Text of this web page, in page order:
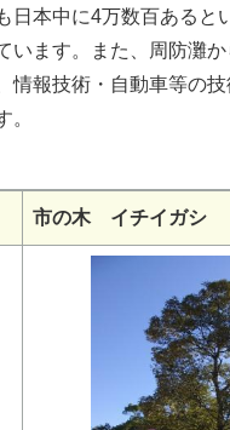
本中に4万数百あると
ます。また、周防灘か
情報技術・自動車等の
。
市の木 イチイガシ